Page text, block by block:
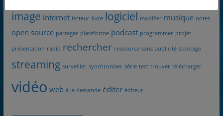
image internet lecteur livre logiciel modifier musique notes
open source partager plateforme podcast programmer projet
présentation radio rechercher ressource sans publicité stockage
streaming surveiller synchroniser série test trouver télécharger
vidéo web à la demande éditer éditeur